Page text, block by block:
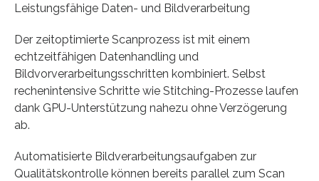
Leistungsfähige Daten- und Bildverarbeitung
Der zeitoptimierte Scanprozess ist mit einem
echtzeitfähigen Datenhandling und
Bildvorverarbeitungsschritten kombiniert. Selbst
rechenintensive Schritte wie Stitching-Prozesse laufen
dank GPU-Unterstützung nahezu ohne Verzögerung
ab.
Automatisierte Bildverarbeitungsaufgaben zur
Qualitätskontrolle können bereits parallel zum Scan